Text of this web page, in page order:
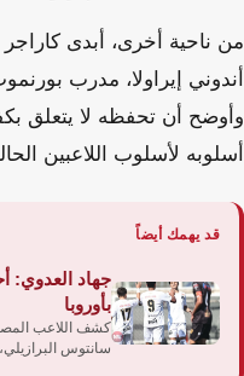
من ناحية أخرى، أبدى
أندوني إيراولا، مدرب
وأوضح أن تحفظه لا يتعلق
أسلوبه لأسلوب اللاعبين
قد يهمك أيضاً
جهاد العدوي:
بأوروبا
كشف اللاعب
سانتوس